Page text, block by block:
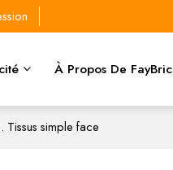
À Propos De FayBric
Tissus simple face